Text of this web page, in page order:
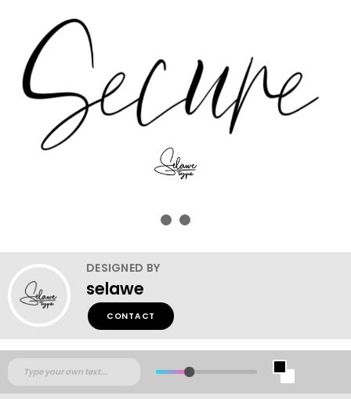
DESIGNED BY
selawe
CONTACT